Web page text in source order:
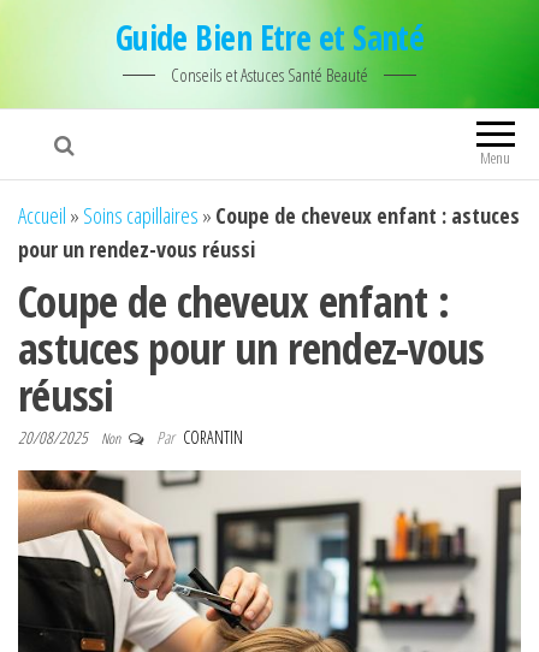
Guide Bien Etre et Santé
Conseils et Astuces Santé Beauté
Menu
Accueil » Soins capillaires » Coupe de cheveux enfant : astuces
pour un rendez-vous réussi
Coupe de cheveux enfant :
astuces pour un rendez-vous
réussi
20/08/2025 Non Par CORANTIN